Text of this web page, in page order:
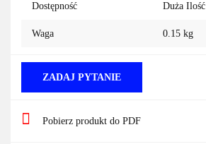
Dostępność Duża Ilość
Waga 0.15 kg
ZADAJ PYTANIE
Pobierz produkt do PDF